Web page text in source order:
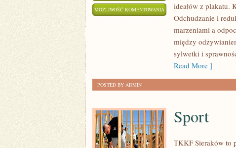
MOŻLIWOŚĆ KOMENTOWANIA ROWER
KOLARSTWO
ideałów z plakatu.
Odchudzanie i
marzeniami a
między
sylwetki i
Read More ]
POSTED BY ADMIN
Sport
TKKF Sieraków to